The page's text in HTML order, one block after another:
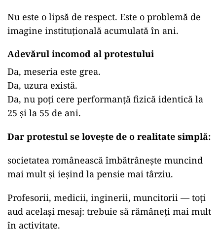
Nu este o lipsă de respect. Este o problemă de
imagine instituțională acumulată în ani.
Adevărul incomod al protestului
Da, meseria este grea.
Da, uzura există.
Da, nu poți cere performanță fizică identică la
25 și la 55 de ani.
Dar protestul se lovește de o realitate simplă:
societatea românească îmbătrânește muncind
mai mult și ieșind la pensie mai târziu.
Profesorii, medicii, inginerii, muncitorii — toți
aud același mesaj: trebuie să rămâneți mai mult
în activitate.